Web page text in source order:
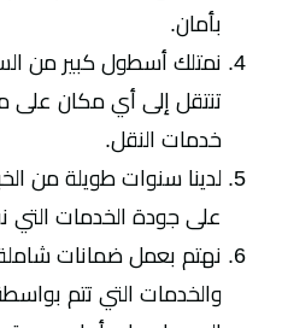
بأمان.
نمتلك أسطول كبير من
تنتقل إلى أي مكان على
خدمات النقل.
لدينا سنوات طويلة من
على جودة الخدمات التي
نهتم بعمل ضمانات
والخدمات التي تتم